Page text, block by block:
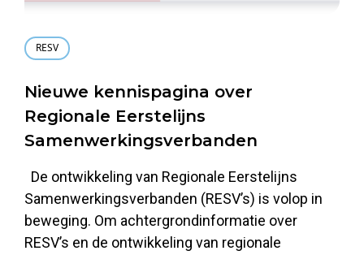
RESV
Nieuwe kennispagina over
Regionale Eerstelijns
Samenwerkingsverbanden
De ontwikkeling van Regionale Eerstelijns
Samenwerkingsverbanden (RESV’s) is volop in
beweging. Om achtergrondinformatie over
RESV’s en de ontwikkeling van regionale